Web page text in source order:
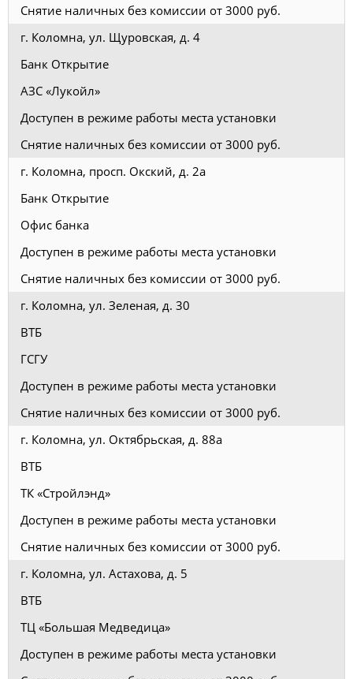
Снятие наличных без комиссии от 3000 руб.
г. Коломна, ул. Щуровская, д. 4
Банк Открытие
АЗС «Лукойл»
Доступен в режиме работы места установки
Снятие наличных без комиссии от 3000 руб.
г. Коломна, просп. Окский, д. 2а
Банк Открытие
Офис банка
Доступен в режиме работы места установки
Снятие наличных без комиссии от 3000 руб.
г. Коломна, ул. Зеленая, д. 30
ВТБ
ГСГУ
Доступен в режиме работы места установки
Снятие наличных без комиссии от 3000 руб.
г. Коломна, ул. Октябрьская, д. 88а
ВТБ
ТК «Стройлэнд»
Доступен в режиме работы места установки
Снятие наличных без комиссии от 3000 руб.
г. Коломна, ул. Астахова, д. 5
ВТБ
ТЦ «Большая Медведица»
Доступен в режиме работы места установки